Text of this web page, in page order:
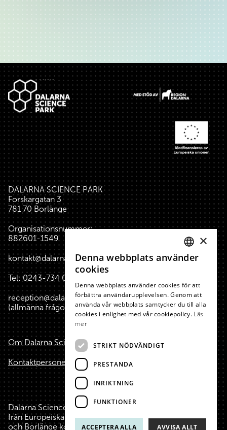
Sidfot
DALARNA SCIENCE PARK
Forskargatan 3
781 70 Borlänge
Organisationsnummer:
882601-1549
kontakt@dalarnasciencepark.se
Tel:0243-734 00
reception@dalarnasciencepark.se
(allmänna frågor, konferens m.m.)
Om Dalarna Science Park
Kontaktpersoner
Dalarna Science Park är finansierat med hjälp av medel
från Europeiska Unionen, Region Dalarna, Falu kommun
och Borlänge kommun.
SWEDISH
×
Denna webbplats använder
cookies
Denna webbplats använder cookies för att
förbättra användarupplevelsen. Genom att
använda vår webbplats samtycker du till alla
cookies i enlighet med vår cookiepolicy. Läs
mer
STRIKT NÖDVÄNDIGT
PRESTANDA
INRIKTNING
FUNKTIONER
ACCEPTERA ALLA AVVISA ALLT